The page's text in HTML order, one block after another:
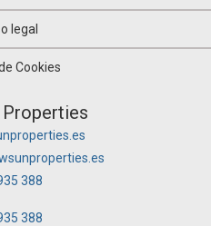
legal
Cookies
Properties
388
388